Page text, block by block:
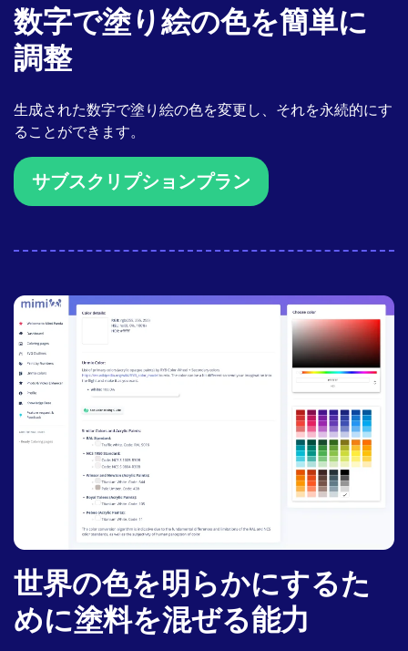
数字で塗り絵の色を簡単に
調整
生成された数字で塗り絵の色を変更し、それを永続的にす
ることができます。
サブスクリプションプラン
世界の色を明らかにするた
めに塗料を混ぜる能力